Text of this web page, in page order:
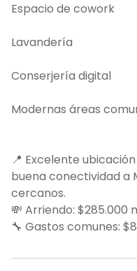
Espacio de cowork
Lavandería
Conserjería digital
Modernas áreas
📍 Excelente
buena conectividad a
cercanos.
💸 Arriendo: $285.000
🔧 Gastos comunes: